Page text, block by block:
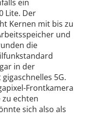
ein
Lite. Der
Kernen mit bis zu
und
die
in der
5G.
Frontkamera
zu echten
sich also als